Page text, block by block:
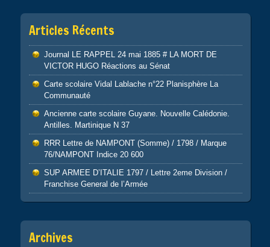
Articles Récents
Journal LE RAPPEL 24 mai 1885 # LA MORT DE
VICTOR HUGO Réactions au Sénat
Carte scolaire Vidal Lablache n°22 Planisphère La
Communauté
Ancienne carte scolaire Guyane. Nouvelle Calédonie.
Antilles. Martinique N 37
RRR Lettre de NAMPONT (Somme) / 1798 / Marque
76/NAMPONT Indice 20 600
SUP ARMEE D’ITALIE 1797 / Lettre 2eme Division /
Franchise General de l’Armée
Archives